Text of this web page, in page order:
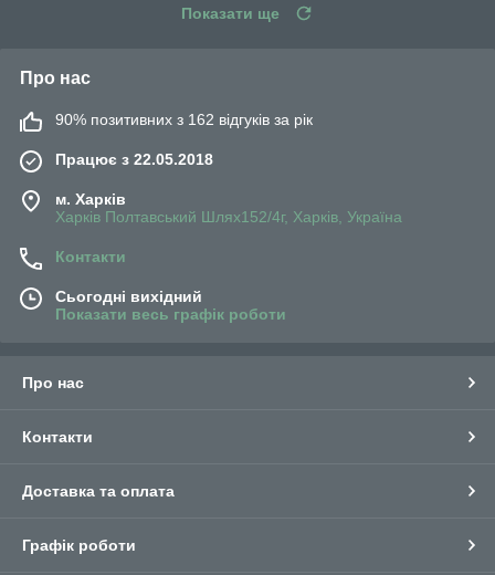
Показати ще
Про нас
90% позитивних з 162 відгуків за рік
Працює з 22.05.2018
м. Харків
Харків Полтавський Шлях152/4г, Харків, Україна
Контакти
Сьогодні вихідний
Показати весь графік роботи
Про нас
Контакти
Доставка та оплата
Графік роботи